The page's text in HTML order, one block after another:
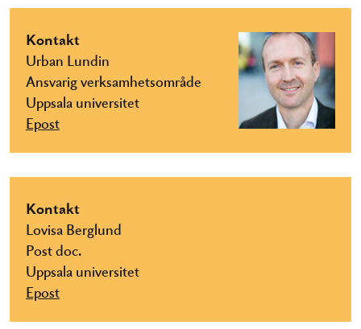
Kontakt
Urban Lundin
Ansvarig verksamhetsområde
Uppsala universitet
Epost
Kontakt
Lovisa Berglund
Post doc.
Uppsala universitet
Epost